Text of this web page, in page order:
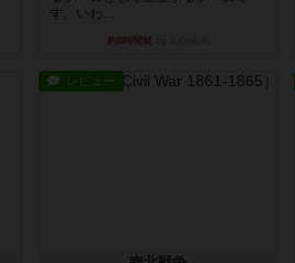
す。いわ...
約8時間前
レビュー